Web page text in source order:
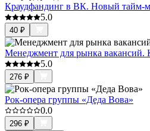
Краудфандинг в ВК. Новый тайм-
5.0
40 ₽
Менеджмент для рынка вакансий.
5.0
276 ₽
Рок-опера группы «Деда Вова»
0.0
296 ₽